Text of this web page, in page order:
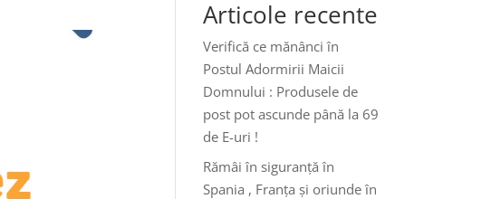
Articole recente
Verifică ce mănânci în
Postul Adormirii Maicii
Domnului : Produsele de
post pot ascunde până la 69
de E-uri !
Rămâi în siguranță în
Spania , Franța și oriunde în